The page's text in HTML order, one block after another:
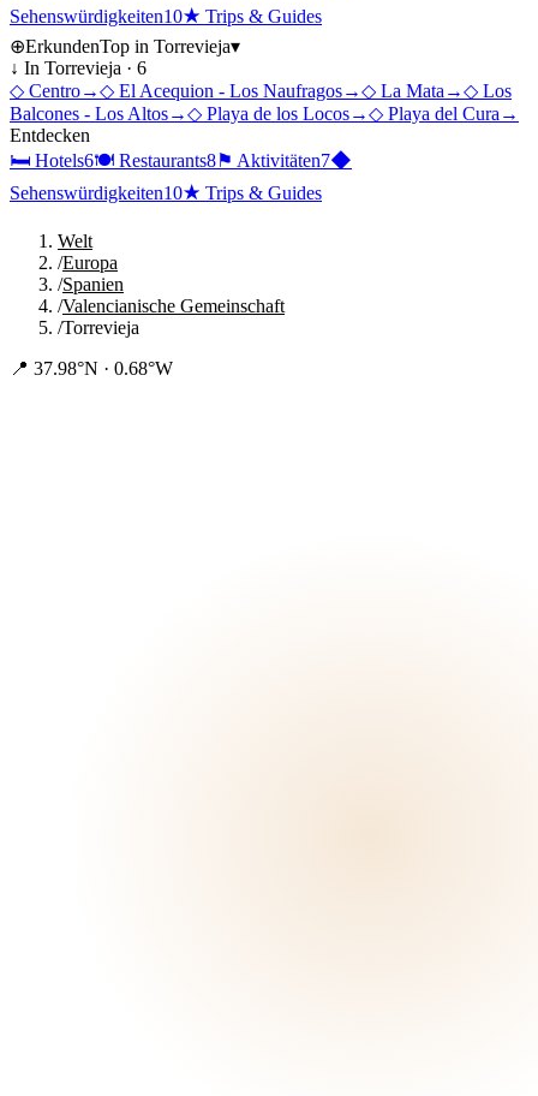
Sehenswürdigkeiten10★ Trips & Guides
⊕ErkundenTop in Torrevieja▾
↓ In Torrevieja · 6
◇ Centro→◇ El Acequion - Los Naufragos→◇ La Mata →◇ Los
Balcones - Los Altos→◇ Playa de los Locos→◇ Playa del Cura →
Entdecken
🛏 Hotels6🍽 Restaurants8⚑ Aktivitäten7◆
Sehenswürdigkeiten10★ Trips & Guides
Welt
/Europa
/Spanien
/Valencianische Gemeinschaft
/Torrevieja
📍 37.98°N · 0.68°W